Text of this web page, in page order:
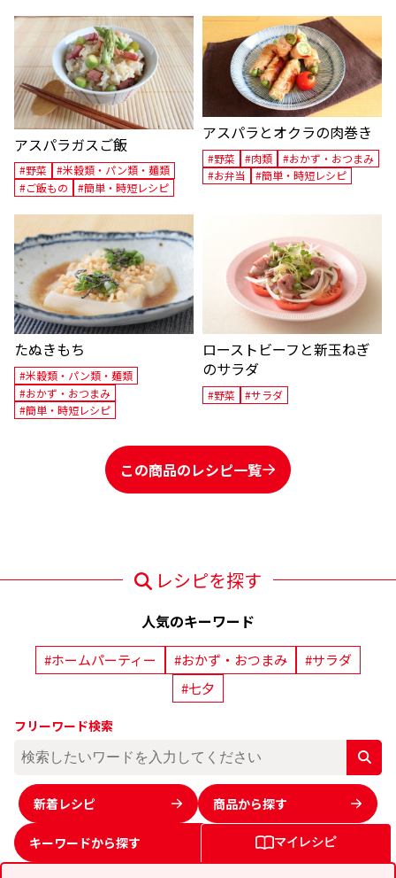
アスパラガスご飯
#野菜
#米穀類・パン類・麺類
#ご飯もの
#簡単・時短レシピ
アスパラとオクラの肉巻き
#野菜 #肉類
#おかず・おつまみ
#お弁当
#簡単・時短レシピ
たぬきもち
#米穀類・パン類・麺類
#おかず・おつまみ
#簡単・時短レシピ
ローストビーフと新玉ねぎ
のサラダ
#野菜 #サラダ
この商品のレシピ一覧
レシピを探す
人気のキーワード
#ホームパーティー #おかず・おつまみ
#サラダ
#七夕
フリーワード検索
新着レシピ
キーワードから探す
商品から探す
マイレシピ